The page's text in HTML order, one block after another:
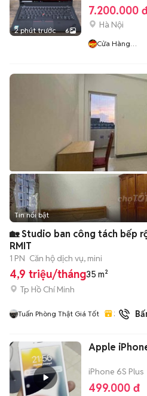
2 phút trước 6
7.200.000
Hà Nội
Cửa Hàng
Tin nổi bật
🏡 Studio ban công tách bếp
RMIT
1 PN Căn hộ dịch vụ, mini
4,9 triệu/tháng35 m²
Tp Hồ Chí Minh
Tuấn Phòng Thật Giá Tốt 3 đã bán
Apple
iPhone 6S Plus
499.000 đ